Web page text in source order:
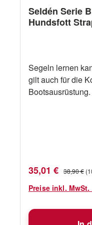
Seldén Serie
Hundsfott
Segeln lernen
gilt auch für die
Jollen und
Programm an
Lastachsen ist
Verkaufspreis:
35,01 € Regulärer
38,90 €
Preise inkl.